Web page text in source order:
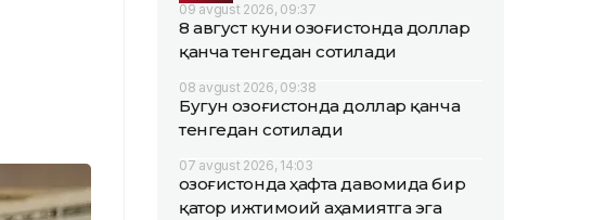
09 avgust 2026, 09:37
8 август куни Қозоғистонда доллар
қанча тенгедан сотилади
08 avgust 2026, 09:38
Бугун Қозоғистонда доллар қанча
тенгедан сотилади
07 avgust 2026, 14:03
Қозоғистонда ҳафта давомида бир
қатор ижтимоий аҳамиятга эга